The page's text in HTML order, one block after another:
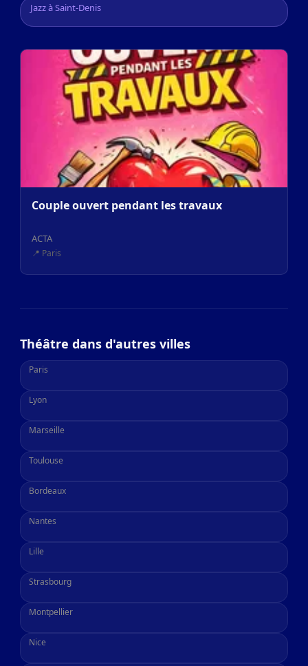
Jazz à Saint-Denis
Couple ouvert pendant les travaux
ACTA
📍 Paris
Théâtre dans d'autres villes
Paris
Lyon
Marseille
Toulouse
Bordeaux
Nantes
Lille
Strasbourg
Montpellier
Nice